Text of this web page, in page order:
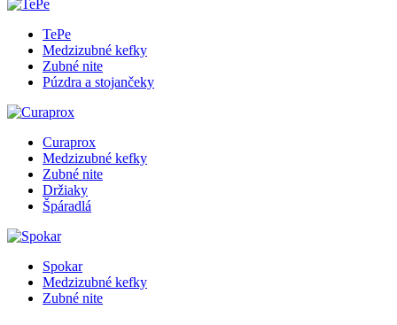
TePe
Medzizubné kefky
Zubné nite
Púzdra a stojančeky
Curaprox
Medzizubné kefky
Zubné nite
Držiaky
Špáradlá
Spokar
Medzizubné kefky
Zubné nite